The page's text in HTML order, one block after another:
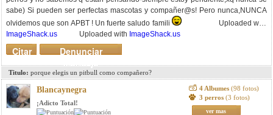
sabe) Si pueden ser perfectas mascotas y compañer@s! Pero nunca,NUNCA
olvidemos que son APBT ! Un fuerte saludo famili
Uploaded with
ImageShack.us
Uploaded with ImageShack.us
Denunciar
mensaje
Citar
Titulo: porque elegis un pitbull como compañero?
Blancaynegra
¡Adicto Total!
4 Albumes (98 fotos)
3 perros (3 fotos)
ver mas